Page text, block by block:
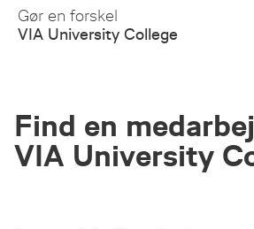
Skip
Main
Gør en forskel
VIA University College
Find en
VIA University